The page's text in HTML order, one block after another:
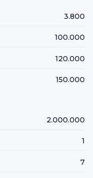
3.800
100.000
120.000
150.000
2.000.000
1
7